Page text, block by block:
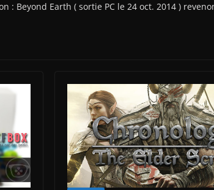
: Beyond Earth ( sortie PC le 24 oct. 2014 )